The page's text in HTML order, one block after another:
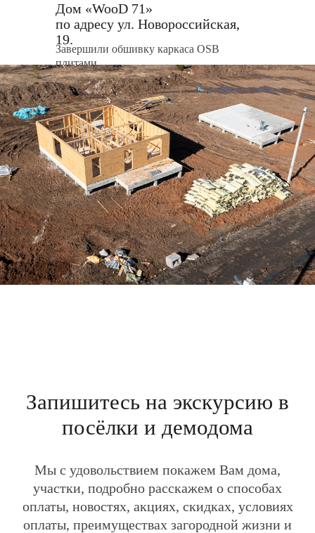
Завершили обшивку каркаса OSB
плитами.
Дом «WooD 71»
по адресу ул. Новороссийская,
19.
«Зеон Недвижимость» меняет представление о
загородной жизни.
Мы создаем максимально комфортные условия для
жителей наших поселков. Наши поселки сочетают
себе приватность частной жизни с городской
инфраструктурой, природный ландшафт с
транспортной доступностью.
Наша команда «Зеон Недвижимость» помогает
людям начать счастливую жизнь в загородном доме.
Мы предлагаем долговечные дома, изготовленные
из различных материалов, с множеством
продуманных планировок, теплыми полами,
подведёнными коммуникациями и невероятным
видом за окном......Показать больше
3D-туры
Дома
Деревянные дома
Каркасные дома
Каменные дома
Дома из газоблоков
Участки по Нылгинскому тракту
Участки по Гольянскому тракту
Участки под строительство дома
Участки для дачи